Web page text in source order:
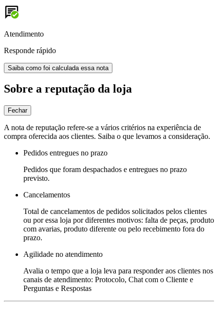
Atendimento
Responde rápido
Saiba como foi calculada essa nota
Sobre a reputação da loja
Fechar
A nota de reputação refere-se a vários critérios na experiência de
compra oferecida aos clientes. Saiba o que levamos a consideração.
Pedidos entregues no prazo
Pedidos que foram despachados e entregues no prazo
previsto.
Cancelamentos
Total de cancelamentos de pedidos solicitados pelos clientes
ou por essa loja por diferentes motivos: falta de peças, produto
com avarias, produto diferente ou pelo recebimento fora do
prazo.
Agilidade no atendimento
Avalia o tempo que a loja leva para responder aos clientes nos
canais de atendimento: Protocolo, Chat com o Cliente e
Perguntas e Respostas